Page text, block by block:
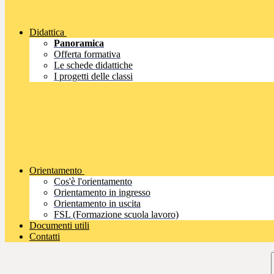
Didattica
Panoramica
Offerta formativa
Le schede didattiche
I progetti delle classi
Orientamento
Cos'è l'orientamento
Orientamento in ingresso
Orientamento in uscita
FSL (Formazione scuola lavoro)
Documenti utili
Contatti